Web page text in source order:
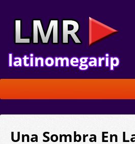
Una Sombra En